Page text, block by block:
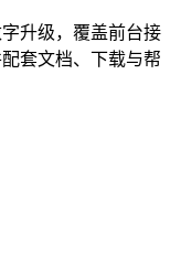
升级，覆盖前台接
套文档、下载与帮